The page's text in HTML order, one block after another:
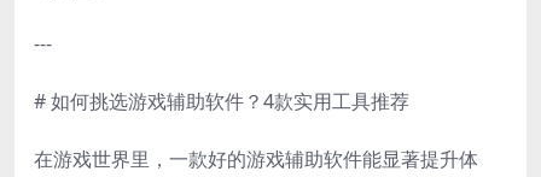
---
# 如何挑选游戏辅助软件？4款实用工具推荐
在游戏世界里，一款好的游戏辅助软件能显著提升体